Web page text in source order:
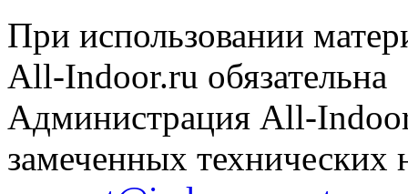
При использовании
All-Indoor.ru обязательна
Администрация All-
замеченных технических